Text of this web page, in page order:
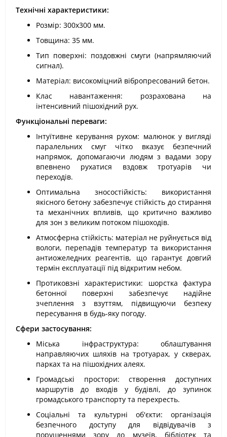
Технічні характеристики:
Розмір: 300х300 мм.
Товщина: 35 мм.
Тип поверхні: поздовжні смуги (напрямляючий
сигнал).
Матеріал: високоміцний вібропресований бетон.
Клас навантаження: розрахована на
інтенсивний пішохідний рух.
Функціональні переваги:
Інтуїтивне керування рухом: малюнок у вигляді
паралельних смуг чітко вказує безпечний
напрямок, допомагаючи людям з вадами зору
впевнено рухатися вздовж тротуарів чи
переходів.
Оптимальна зносостійкість: використання
якісного бетону забезпечує стійкість до стирання
та механічних впливів, що критично важливо
для зон з великим потоком пішоходів.
Атмосферна стійкість: матеріал не руйнується від
вологи, перепадів температур та використання
антиожеледних реагентів, що гарантує довгий
термін експлуатації під відкритим небом.
Протиковзні характеристики: шорстка фактура
бетонної поверхні забезпечує надійне
зчеплення з взуттям, підвищуючи безпеку
пересування в будь-яку погоду.
Сфери застосування:
Міська інфраструктура: облаштування
направляючих шляхів на тротуарах, у скверах,
парках та на пішохідних алеях.
Громадські простори: створення доступних
маршрутів до входів у будівлі, до зупинок
громадського транспорту та перехресть.
Соціальні та культурні об'єкти: організація
безпечного доступу для відвідувачів з
порушеннями зору до музеїв, бібліотек та